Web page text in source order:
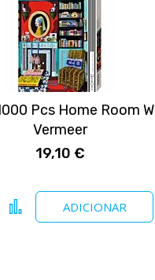
Pcs Home Room
Vermeer
19,10 €
ADICIONAR
Adicionar a favoritos
Comparar